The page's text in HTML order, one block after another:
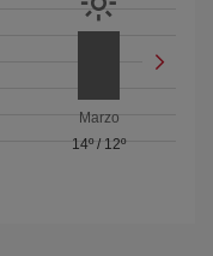
Marzo
14º/ 12º